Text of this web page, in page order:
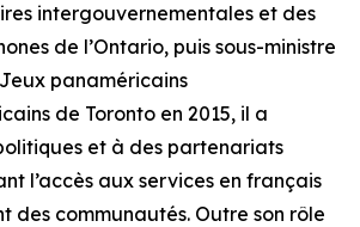
intergouvernementales et des
de l’Ontario, puis sous-ministre
panaméricains
de Toronto en 2015, il a
et à des partenariats
l’accès aux services en français
des communautés. Outre son rôle